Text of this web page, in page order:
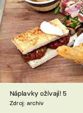
Náplavky ožívají! 5
Zdroj: archiv